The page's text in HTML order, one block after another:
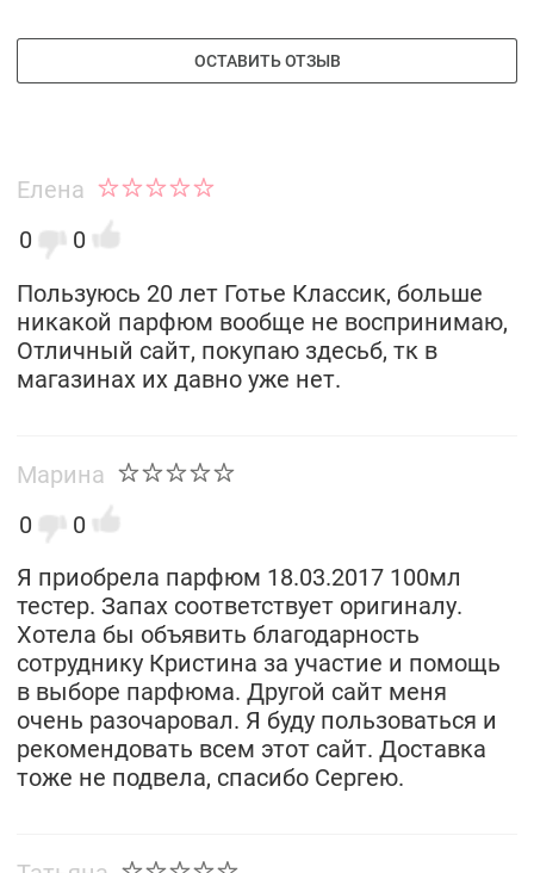
ОСТАВИТЬ ОТЗЫВ
Елена
0
0
Пользуюсь 20 лет Готье Классик, больше
никакой парфюм вообще не воспринимаю,
Отличный сайт, покупаю здесьб, тк в
магазинах их давно уже нет.
Марина
0
0
Я приобрела парфюм 18.03.2017 100мл
тестер. Запах соответствует оригиналу.
Хотела бы объявить благодарность
сотруднику Кристина за участие и помощь
в выборе парфюма. Другой сайт меня
очень разочаровал. Я буду пользоваться и
рекомендовать всем этот сайт. Доставка
тоже не подвела, спасибо Сергею.